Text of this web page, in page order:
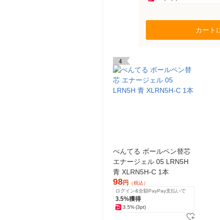
カート
4
ぺんてる ボールペン替芯
エナージェル 05 LRN5H
青 XLRN5H-C 1本
98円 （税込）
ログイン&全額PayPay支払いで
3.5%獲得
3.5%(3pt)